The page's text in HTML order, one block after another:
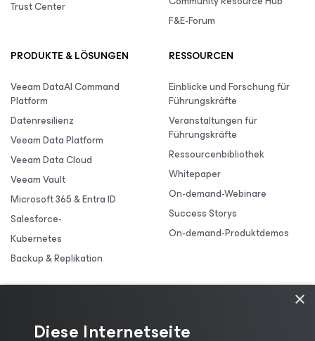
Trust Center
F&E-Forum
PRODUKTE & LÖSUNGEN
Veeam DataAI Command
Platform
Datenresilienz
Veeam Data Platform
Veeam Data Cloud
Veeam Vault
Microsoft 365 & Entra ID
Salesforce-
Kubernetes
Backup & Replikation
RESSOURCEN
Einblicke und Forschung für
Führungskräfte
Veranstaltungen für
Führungskräfte
Ressourcenbibliothek
Whitepaper
On-demand-Webinare
Success Storys
On-demand-Produktdemos
×
Diese Internetseite